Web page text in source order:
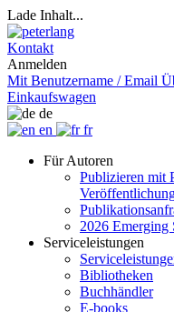
Lade Inhalt...
Kontakt
Anmelden
Mit Benutzername / Email
Einkaufswagen
de
en
fr
Für Autoren
Publizieren mit
2026 Emerging
Serviceleistungen
Bibliotheken
Buchhändler
E-books